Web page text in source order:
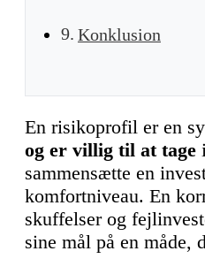
Konklusion
En risikoprofil er en
og er villig til at tage
sammensætte en
komfortniveau. En
skuffelser og
sine mål på en måde,